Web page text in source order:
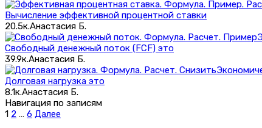
Вычисление эффективной процентной ставки
20.5к.Анастасия Б.
Свободный денежный поток (FCF) это
39.9к.Анастасия Б.
Долговая нагрузка это
8.1к.Анастасия Б.
Навигация по записям
1 2 … 6 Далее